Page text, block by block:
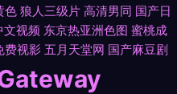
色 狼人三级片 高清男同 国产日
文视频 东京热亚洲色图 蜜桃成
费视影 五月天堂网 国产麻豆剧